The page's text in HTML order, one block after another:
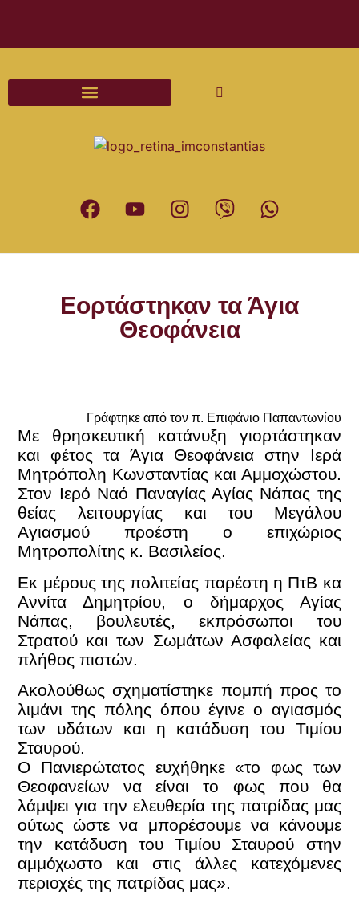
Εορτάστηκαν τα Άγια
Θεοφάνεια
Γράφτηκε από τον π. Επιφάνιο Παπαντωνίου
Με θρησκευτική κατάνυξη γιορτάστηκαν
και φέτος τα Άγια Θεοφάνεια στην Ιερά
Μητρόπολη Κωνσταντίας και Αμμοχώστου.
Στον Ιερό Ναό Παναγίας Αγίας Νάπας της
θείας λειτουργίας και του Μεγάλου
Αγιασμού προέστη ο επιχώριος
Μητροπολίτης κ. Βασιλείος.
Εκ μέρους της πολιτείας παρέστη η ΠτΒ κα
Αννίτα Δημητρίου, ο δήμαρχος Αγίας
Νάπας, βουλευτές, εκπρόσωποι του
Στρατού και των Σωμάτων Ασφαλείας και
πλήθος πιστών.
Ακολούθως σχηματίστηκε πομπή προς το
λιμάνι της πόλης όπου έγινε ο αγιασμός
των υδάτων και η κατάδυση του Τιμίου
Σταυρού.
Ο Πανιερώτατος ευχήθηκε «το φως των
Θεοφανείων να είναι το φως που θα
λάμψει για την ελευθερία της πατρίδας μας
ούτως ώστε να μπορέσουμε να κάνουμε
την κατάδυση του Τιμίου Σταυρού στην
αμμόχωστο και στις άλλες κατεχόμενες
περιοχές της πατρίδας μας».